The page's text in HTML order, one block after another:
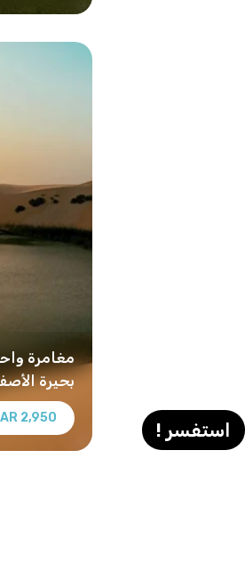
التاريخية
مغامرة
بحيرة
ثقافية
2,950 SAR
استفسر !